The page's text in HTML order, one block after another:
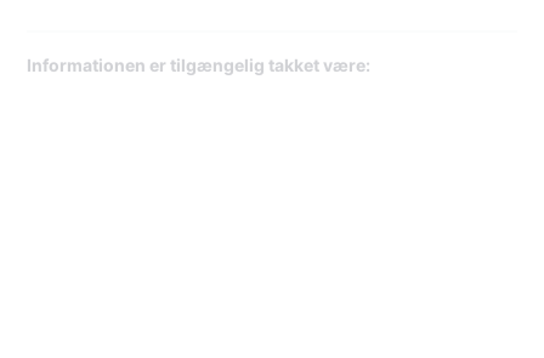
Informationen er tilgængelig takket være: